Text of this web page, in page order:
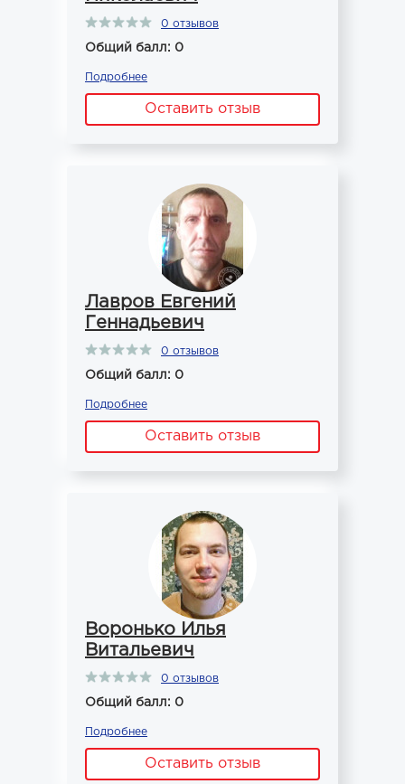
0 отзывов
Общий балл: 0
Подробнее
Оставить отзыв
Лавров Евгений
Геннадьевич
0 отзывов
Общий балл: 0
Подробнее
Оставить отзыв
Воронько Илья
Витальевич
0 отзывов
Общий балл: 0
Подробнее
Оставить отзыв